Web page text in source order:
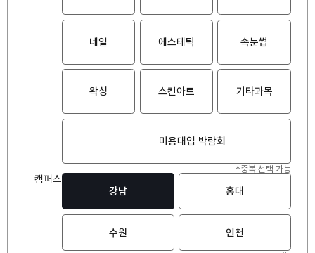
네일 에스테틱 속눈썹
왁싱 스킨아트 기타과목
미용대입 박람회
*중복 선택 가능
캠퍼스
강남
홍대
수원 인천